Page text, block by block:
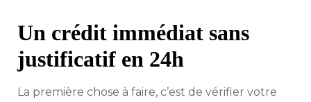
Un crédit immédiat sans
justificatif en 24h
La première chose à faire, c’est de vérifier votre